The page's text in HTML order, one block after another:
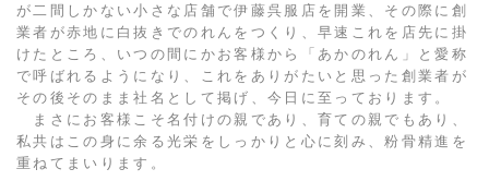
が二間しかない小さな店舗で伊藤呉服店を開業、その際に創
業者が赤地に白抜きでのれんをつくり、早速これを店先に掛
けたところ、いつの間にかお客様から「あかのれん」と愛称
で呼ばれるようになり、これをありがたいと思った創業者が
その後そのまま社名として掲げ、今日に至っております。
まさにお客様こそ名付けの親であり、育ての親でもあり、
私共はこの身に余る光栄をしっかりと心に刻み、粉骨精進を
重ねてまいります。